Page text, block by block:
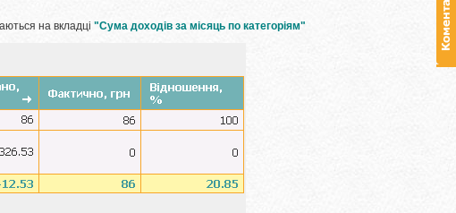
на вкладці "Сума доходів за місяць по категоріям"